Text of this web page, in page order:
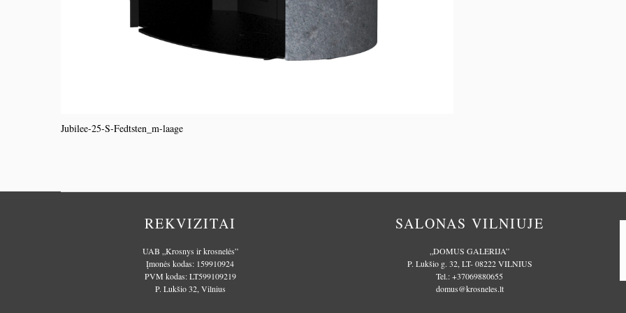
Jubilee-25-S-Fedtsten_m-laage
REKVIZITAI
UAB „Krosnys ir krosnelės”
Įmonės kodas: 159910924
PVM kodas: LT599109219
P. Lukšio 32, Vilnius
SALONAS VILNIUJE
„DOMUS GALERIJA”
P. Lukšio g. 32, LT- 08222 VILNIUS
Tel.:+37069880655
domus@krosneles.lt